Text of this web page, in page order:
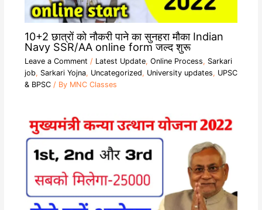
10+2 छात्रों को नौकरी पाने का सुनहरा मौका Indian
Navy SSR/AA online form जल्द शुरू
Leave a Comment / Latest Update, Online Process, Sarkari
job, Sarkari Yojna, Uncategorized, University updates, UPSC
& BPSC/ By MNC Classes